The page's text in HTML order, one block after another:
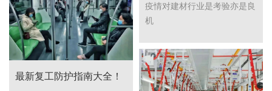
疫情对建材行业是考验亦是良
机
最新复工防护指南大全！